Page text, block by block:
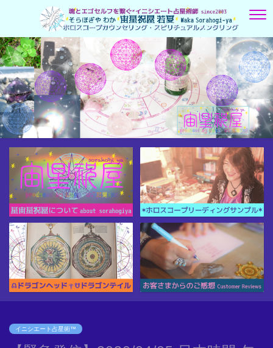
イニシエート占星術™